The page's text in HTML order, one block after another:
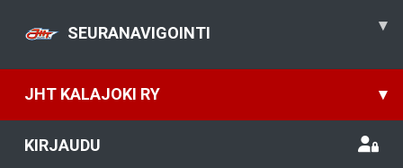
SEURANAVIGOINTI ▾
JHT KALAJOKI RY ▾
KIRJAUDU